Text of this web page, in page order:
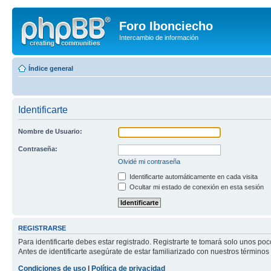
Foro Ibonciecho
Intercambio de información
Índice general
Identificarte
Nombre de Usuario:
Contraseña:
Olvidé mi contraseña
Identificarte automáticamente en cada visita
Ocultar mi estado de conexión en esta sesión
REGISTRARSE
Para identificarte debes estar registrado. Registrarte te tomará solo unos
Antes de identificarte asegúrate de estar familiarizado con nuestros
Condiciones de uso
Política de privacidad